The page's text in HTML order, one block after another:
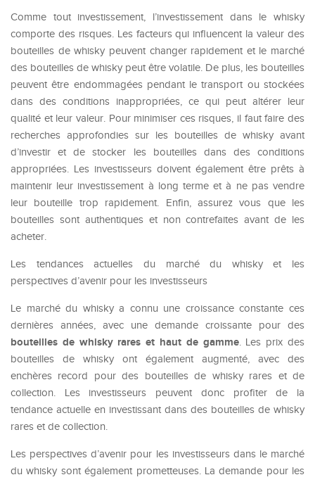
Comme tout investissement, l’investissement dans le whisky
comporte des risques. Les facteurs qui influencent la valeur des
bouteilles de whisky peuvent changer rapidement et le marché
des bouteilles de whisky peut être volatile. De plus, les bouteilles
peuvent être endommagées pendant le transport ou stockées
dans des conditions inappropriées, ce qui peut altérer leur
qualité et leur valeur. Pour minimiser ces risques, il faut faire des
recherches approfondies sur les bouteilles de whisky avant
d’investir et de stocker les bouteilles dans des conditions
appropriées. Les investisseurs doivent également être prêts à
maintenir leur investissement à long terme et à ne pas vendre
leur bouteille trop rapidement. Enfin, assurez vous que les
bouteilles sont authentiques et non contrefaites avant de les
acheter.
Les tendances actuelles du marché du whisky et les
perspectives d’avenir pour les investisseurs
Le marché du whisky a connu une croissance constante ces
dernières années, avec une demande croissante pour des
bouteilles de whisky rares et haut de gamme. Les prix des
bouteilles de whisky ont également augmenté, avec des
enchères record pour des bouteilles de whisky rares et de
collection. Les investisseurs peuvent donc profiter de la
tendance actuelle en investissant dans des bouteilles de whisky
rares et de collection.
Les perspectives d’avenir pour les investisseurs dans le marché
du whisky sont également prometteuses. La demande pour les